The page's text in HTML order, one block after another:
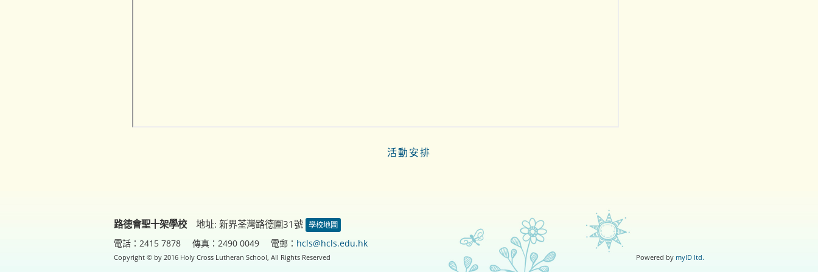
活動安排
路德會聖十架學校 地址: 新界荃灣路德圍31號 學校地圖
電話：2415 7878 傳真：2490 0049 電郵： hcls@hcls.edu.hk
Copyright © by 2016 Holy Cross Lutheran School, All Rights Reserved Powered by myID ltd.